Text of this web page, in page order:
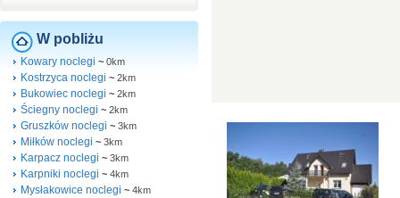
W pobliżu
Kowary noclegi ~ 0km
Kostrzyca noclegi ~ 2km
Bukowiec noclegi ~ 2km
Ściegny noclegi ~ 2km
Gruszków noclegi ~ 3km
Miłków noclegi ~ 3km
Karpacz noclegi ~ 3km
Karpniki noclegi ~ 4km
Mysłakowice noclegi ~ 4km